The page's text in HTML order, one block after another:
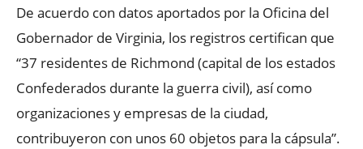
De acuerdo con datos aportados por la Oficina del
Gobernador de Virginia, los registros certifican que
“37 residentes de Richmond (capital de los estados
Confederados durante la guerra civil), así como
organizaciones y empresas de la ciudad,
contribuyeron con unos 60 objetos para la cápsula”.